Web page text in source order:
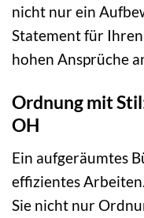
nicht nur ein
Statement für
hohen Ansprüche
Ordnung mit
OH
Ein aufgeräumtes
effizientes
Sie nicht nur